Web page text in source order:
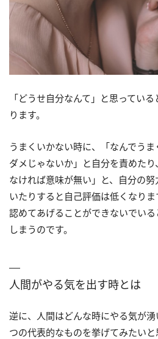
「どうせ自分なんて」と思ってい
ります。
うまくいかない時に、「なんでう
ダメじゃないか」と自分を責めた
なければ意味が無い」と、自分の
いたりすると自己評価は低くなり
認めてあげることができないでい
しまうのです。
人間がやる気を出す時とは
逆に、人間はどんな時にやる気が
つの代表的なものを挙げてみたいと